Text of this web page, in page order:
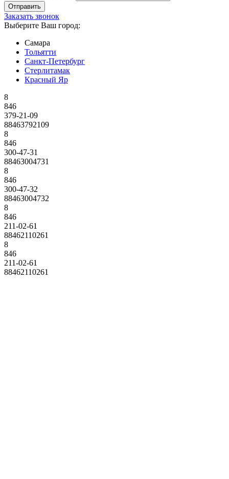
Заказать звонок
Выберите Ваш город:
Самара
Тольятти
Санкт-Петербург
Стерлитамак
Красный Яр
8
846
379-21-09
88463792109
8
846
300-47-31
88463004731
8
846
300-47-32
88463004732
8
846
211-02-61
88462110261
8
846
211-02-61
88462110261